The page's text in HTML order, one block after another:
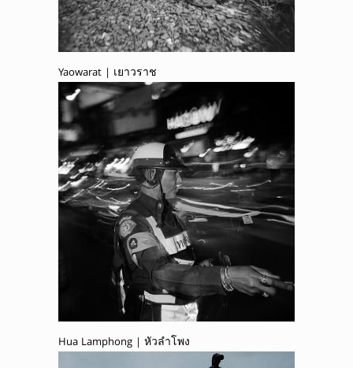
Yaowarat | เยาวราช
Hua Lamphong | หัวลำโพง